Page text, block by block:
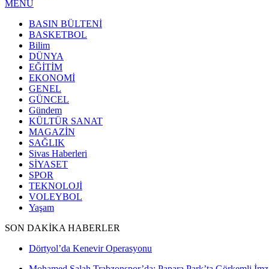
MENÜ
BASIN BÜLTENİ
BASKETBOL
Bilim
DÜNYA
EĞİTİM
EKONOMİ
GENEL
GÜNCEL
Gündem
KÜLTÜR SANAT
MAGAZİN
SAĞLIK
Sivas Haberleri
SİYASET
SPOR
TEKNOLOJİ
VOLEYBOL
Yaşam
SON DAKİKA HABERLER
Dörtyol’da Kenevir Operasyonu